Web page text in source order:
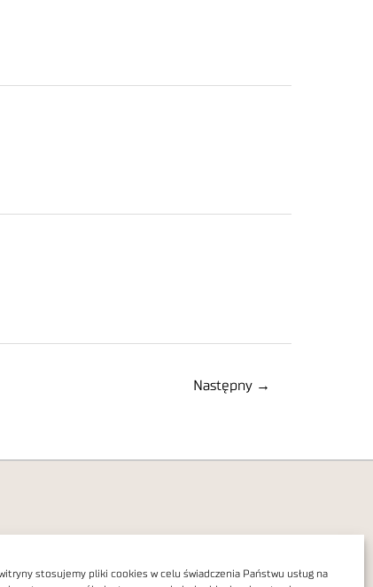
stosujemy pliki cookies w celu świadczenia Państwu usług na
Następny →